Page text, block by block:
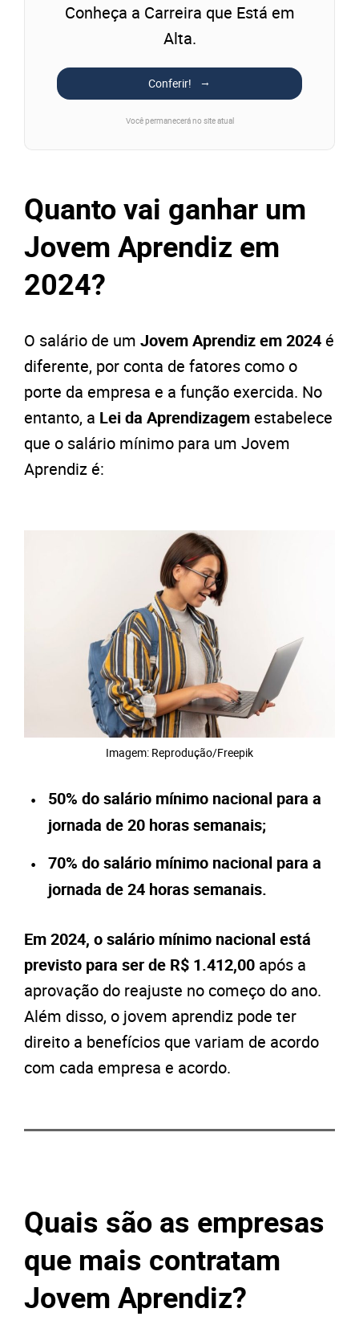
Conheça a Carreira que Está em
Alta.
Conferir!
Você permanecerá no site atual
Quanto vai ganhar um
Jovem Aprendiz em
2024?
O salário de um Jovem Aprendiz em 2024 é
diferente, por conta de fatores como o
porte da empresa e a função exercida. No
entanto, a Lei da Aprendizagem estabelece
que o salário mínimo para um Jovem
Aprendiz é:
Imagem: Reprodução/Freepik
50% do salário mínimo nacional para a
jornada de 20 horas semanais;
70% do salário mínimo nacional para a
jornada de 24 horas semanais.
Em 2024, o salário mínimo nacional está
previsto para ser de R$ 1.412,00 após a
aprovação do reajuste no começo do ano.
Além disso, o jovem aprendiz pode ter
direito a benefícios que variam de acordo
com cada empresa e acordo.
Quais são as empresas
que mais contratam
Jovem Aprendiz?